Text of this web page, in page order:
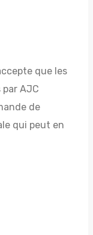
que les
AJC
de
qui peut en